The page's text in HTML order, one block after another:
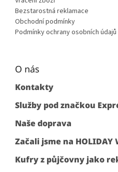
Bezstarostná reklamace
Obchodní podmínky
Podmínky ochrany osobních údajů
O nás
Kontakty
Služby pod značkou
Naše doprava
Začali jsme na HOLIDAY
Kufry z půjčovny jako